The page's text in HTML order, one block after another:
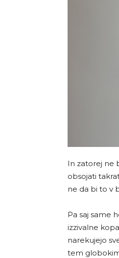
In zatorej ne
obsojati
ne da bi to v
Pa saj same
izzivalne
narekujejo
tem